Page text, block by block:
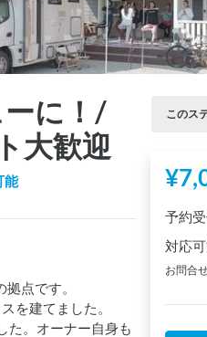
ーに！/
大歓迎
能
点です。
を建てました。
た。オーナー自身も
このス
¥
予約受
対応
お問合